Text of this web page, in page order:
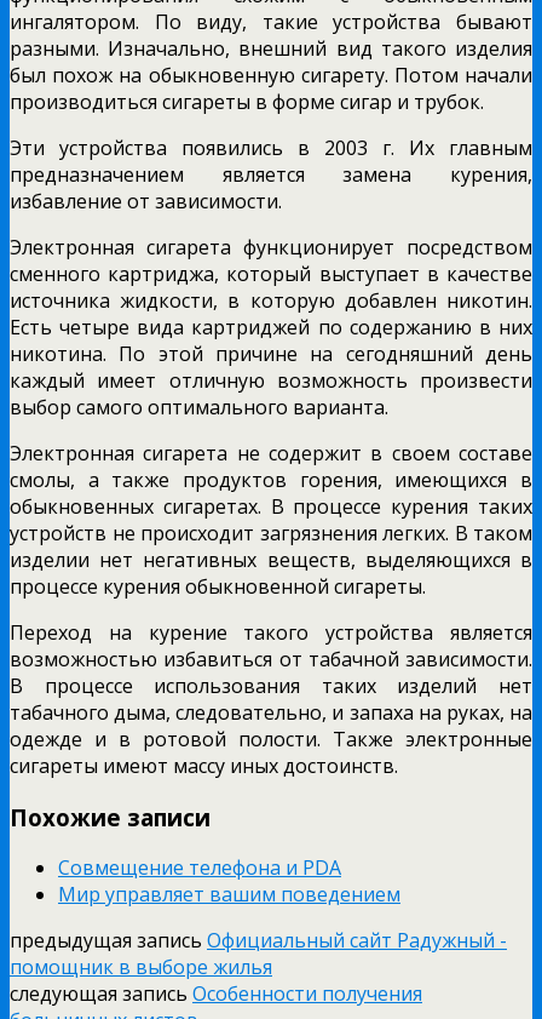
ингалятором. По виду, такие устройства бывают
разными. Изначально, внешний вид такого изделия
был похож на обыкновенную сигарету. Потом начали
производиться сигареты в форме сигар и трубок.
Эти устройства появились в 2003 г. Их главным
предназначением является замена курения,
избавление от зависимости.
Электронная сигарета функционирует посредством
сменного картриджа, который выступает в качестве
источника жидкости, в которую добавлен никотин.
Есть четыре вида картриджей по содержанию в них
никотина. По этой причине на сегодняшний день
каждый имеет отличную возможность произвести
выбор самого оптимального варианта.
Электронная сигарета не содержит в своем составе
смолы, а также продуктов горения, имеющихся в
обыкновенных сигаретах. В процессе курения таких
устройств не происходит загрязнения легких. В таком
изделии нет негативных веществ, выделяющихся в
процессе курения обыкновенной сигареты.
Переход на курение такого устройства является
возможностью избавиться от табачной зависимости.
В процессе использования таких изделий нет
табачного дыма, следовательно, и запаха на руках, на
одежде и в ротовой полости. Также электронные
сигареты имеют массу иных достоинств.
Похожие записи
Совмещение телефона и PDA
Мир управляет вашим поведением
предыдущая запись Официальный сайт Радужный -
помощник в выборе жилья
следующая запись Особенности получения